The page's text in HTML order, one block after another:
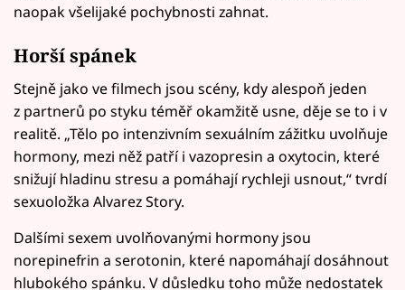
naopak všelijaké pochybnosti zahnat.
Horší spánek
Stejně jako ve filmech jsou scény, kdy alespoň jeden
z partnerů po styku téměř okamžitě usne, děje se to i v
realitě. „Tělo po intenzivním sexuálním zážitku uvolňuje
hormony, mezi něž patří i vazopresin a oxytocin, které
snižují hladinu stresu a pomáhají rychleji usnout,“ tvrdí
sexuoložka Alvarez Story.
Dalšími sexem uvolňovanými hormony jsou
norepinefrin a serotonin, které napomáhají dosáhnout
hlubokého spánku. V důsledku toho může nedostatek